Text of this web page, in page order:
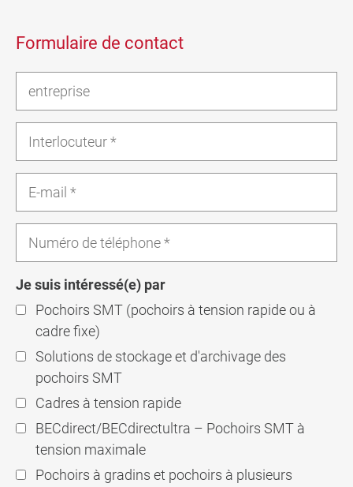
Formulaire de contact
Je suis intéressé(e) par
Pochoirs SMT (pochoirs à tension rapide ou à
cadre fixe)
Solutions de stockage et d'archivage des
pochoirs SMT
Cadres à tension rapide
BECdirect/BECdirectultra – Pochoirs SMT à
tension maximale
Pochoirs à gradins et pochoirs à plusieurs